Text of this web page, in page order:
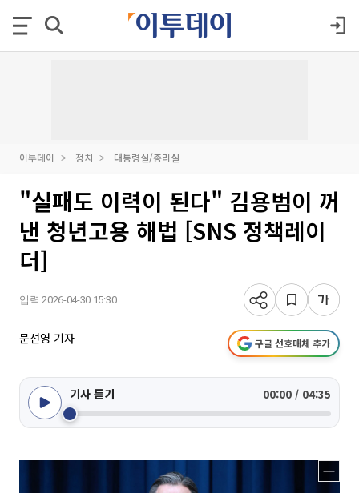
이투데이 정치 대통령실/총리실
"실패도 이력이 된다" 김용범이 꺼
낸 청년고용 해법 [SNS 정책레이
더]
입력 2026-04-30 15:30
문선영 기자 구글 선호매체 추가
기사 듣기 00:00 / 04:35